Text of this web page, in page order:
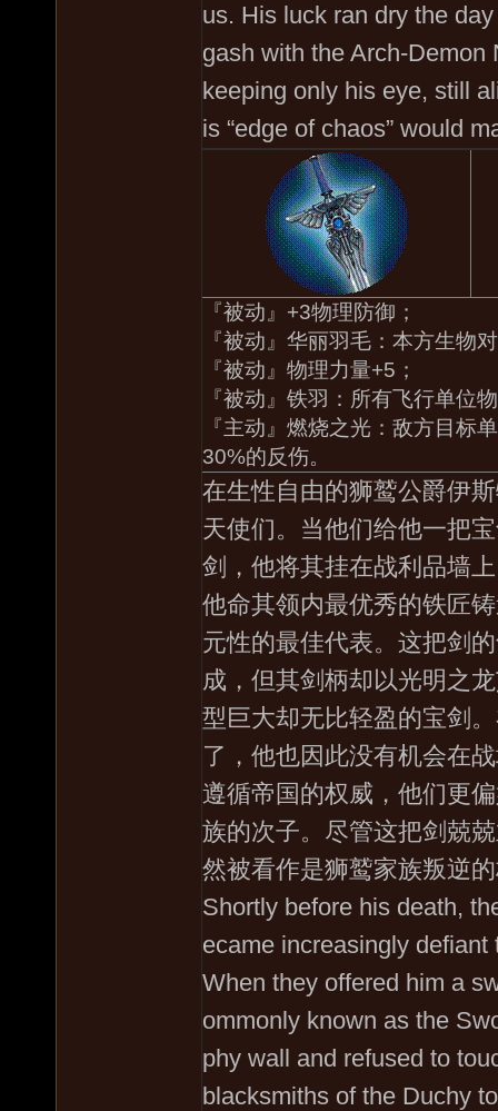
us. His luck ran dry the
gash with the Arch-Demon
keeping only his eye, still
is “edge of chaos” would
『被动』+3物理防御；
『被动』华丽羽毛：本方生物
『被动』物理力量+5；
『被动』铁羽：所有飞行单位
『主动』燃烧之光：敌方目标
30%的反伤。
在生性自由的狮鹫公爵伊
天使们。当他们给他一把
剑，他将其挂在战利品墙
他命其领内最优秀的铁匠
元性的最佳代表。这把剑
成，但其剑柄却以光明之
型巨大却无比轻盈的宝剑
了，他也因此没有机会在
遵循帝国的权威，他们更
族的次子。尽管这把剑兢
然被看作是狮鹫家族叛逆
Shortly before his death,
ecame increasingly defiant
When they offered him a
ommonly known as the
phy wall and refused to
blacksmiths of the Duchy